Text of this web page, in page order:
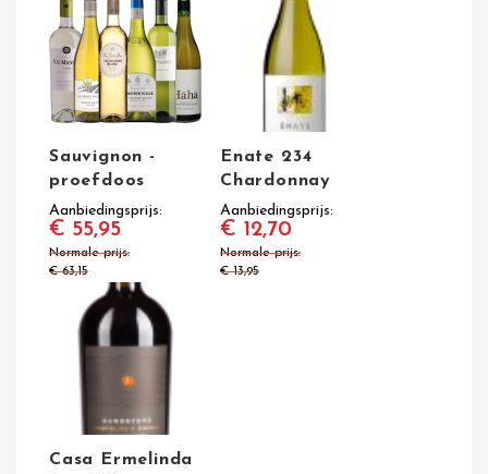
Sauvignon -
proefdoos
Aanbiedingsprijs
€ 55,95
Normale prijs
€ 63,15
Enate 234
Chardonnay
Aanbiedingsprijs
€ 12,70
Normale prijs
€ 13,95
Casa Ermelinda